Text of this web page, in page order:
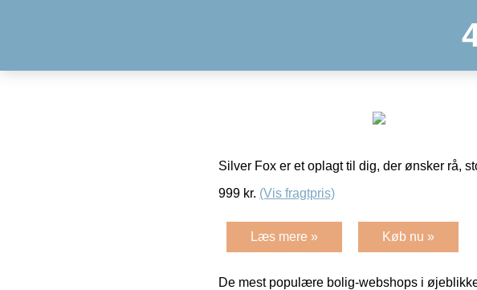
Silver Fox er et oplagt til dig, der ønsker rå,
999 kr. (Vis fragtpris)
Læs mere » Køb nu »
De mest populære bolig-webshops i